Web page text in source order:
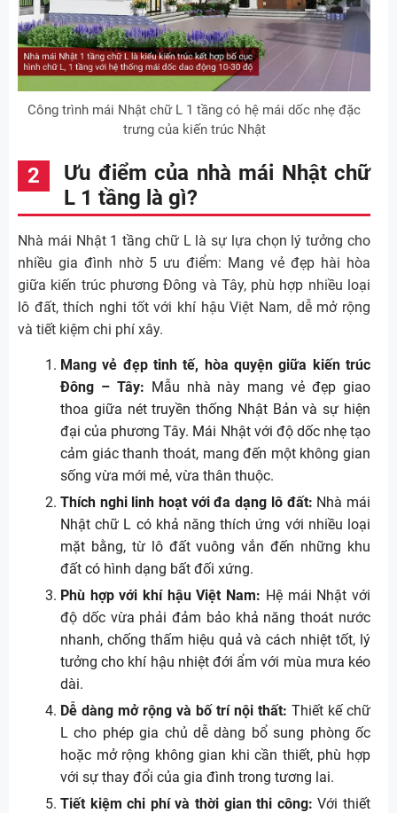
Công trình mái Nhật chữ L 1 tầng có hệ mái dốc nhẹ đặc
trưng của kiến trúc Nhật
Ưu điểm của nhà mái Nhật chữ
L 1 tầng là gì?
Nhà mái Nhật 1 tầng chữ L là sự lựa chọn lý tưởng cho
nhiều gia đình nhờ 5 ưu điểm: Mang vẻ đẹp hài hòa
giữa kiến trúc phương Đông và Tây, phù hợp nhiều loại
lô đất, thích nghi tốt với khí hậu Việt Nam, dễ mở rộng
và tiết kiệm chi phí xây.
Mang vẻ đẹp tinh tế, hòa quyện giữa kiến trúc
Đông – Tây: Mẫu nhà này mang vẻ đẹp giao
thoa giữa nét truyền thống Nhật Bản và sự hiện
đại của phương Tây. Mái Nhật với độ dốc nhẹ tạo
cảm giác thanh thoát, mang đến một không gian
sống vừa mới mẻ, vừa thân thuộc.
Thích nghi linh hoạt với đa dạng lô đất: Nhà mái
Nhật chữ L có khả năng thích ứng với nhiều loại
mặt bằng, từ lô đất vuông vắn đến những khu
đất có hình dạng bất đối xứng.
Phù hợp với khí hậu Việt Nam: Hệ mái Nhật với
độ dốc vừa phải đảm bảo khả năng thoát nước
nhanh, chống thấm hiệu quả và cách nhiệt tốt, lý
tưởng cho khí hậu nhiệt đới ẩm với mùa mưa kéo
dài.
Dễ dàng mở rộng và bố trí nội thất: Thiết kế chữ
L cho phép gia chủ dễ dàng bổ sung phòng ốc
hoặc mở rộng không gian khi cần thiết, phù hợp
với sự thay đổi của gia đình trong tương lai.
Tiết kiệm chi phí và thời gian thi công:Với thiết